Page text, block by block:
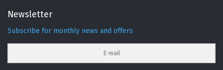
Newsletter
Subscribe for monthly news and offers